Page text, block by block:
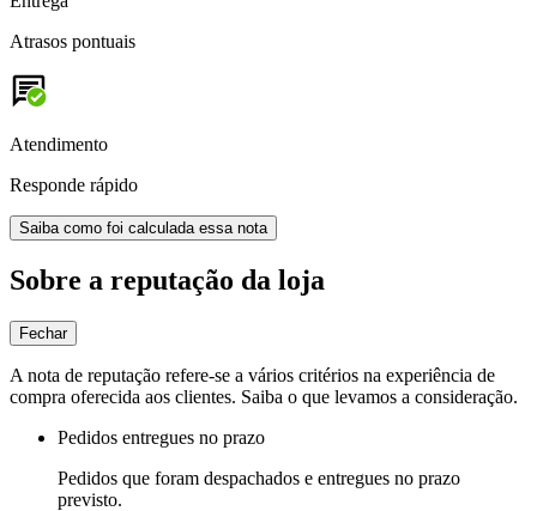
Atrasos pontuais
Atendimento
Responde rápido
Saiba como foi calculada essa nota
Sobre a reputação da loja
Fechar
A nota de reputação refere-se a vários critérios na experiência de
compra oferecida aos clientes. Saiba o que levamos a consideração.
Pedidos entregues no prazo
Pedidos que foram despachados e entregues no prazo
previsto.